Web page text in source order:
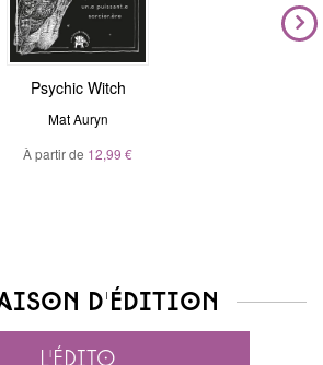
Psychic Witch
Mat Auryn
À partir de 12,99 €
d'édition
L'édito